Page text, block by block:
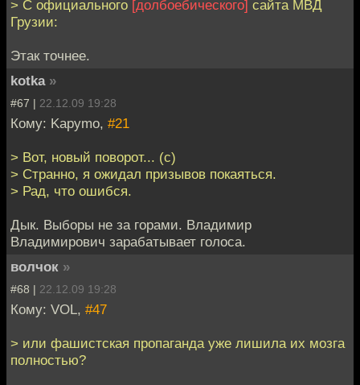
> С официального [долбоебического] сайта МВД
Грузии:
Этак точнее.
kotka »
#67 | 22.12.09 19:28
Кому: Kapymo, #21
> Вот, новый поворот... (с)
> Странно, я ожидал призывов покаяться.
> Рад, что ошибся.
Дык. Выборы не за горами. Владимир
Владимирович зарабатывает голоса.
волчок »
#68 | 22.12.09 19:28
Кому: VOL, #47
> или фашистская пропаганда уже лишила их мозга
полностью?